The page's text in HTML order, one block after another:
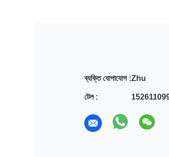
ব্যক্তি যোগাযোগ :Zhu
টেল :